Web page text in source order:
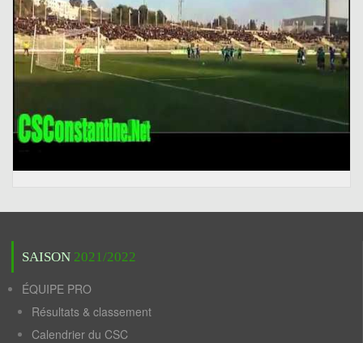
SAISON 2021/2022
ÉQUIPE PRO
Résultats & classement
Calendrier du CSC